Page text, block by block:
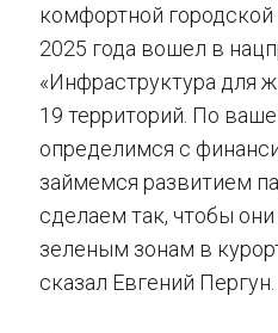
комфортной
2025 года вошел в
«Инфраструктура для
19 территорий. По
определимся с
займемся развитием
сделаем так, чтобы
зеленым зонам в
сказал Евгений Пергун.